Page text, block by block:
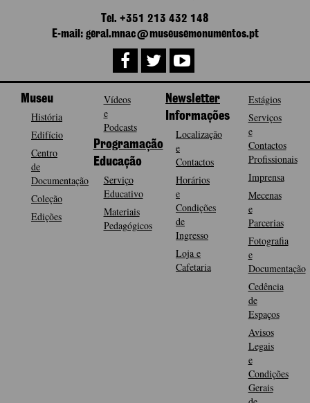
Tel. +351 213 432 148
E-mail: geral.mnac@museusemonumentos.pt
Museu
História
Edifício
Centro
de
Documentação
Coleção
Edições
Vídeos
e
Podcasts
Programação
Educação
Serviço
Educativo
Materiais
Pedagógicos
Newsletter
Informações
Localização
e
Contactos
Horários
e
Condições
de
Ingresso
Loja e
Cafetaria
Estágios
Serviços
e
Contactos
Profissionais
Imprensa
Mecenas
e
Parcerias
Fotografia
e
Documentação
Cedência
de
Espaços
Avisos
Legais
e
Condições
Gerais